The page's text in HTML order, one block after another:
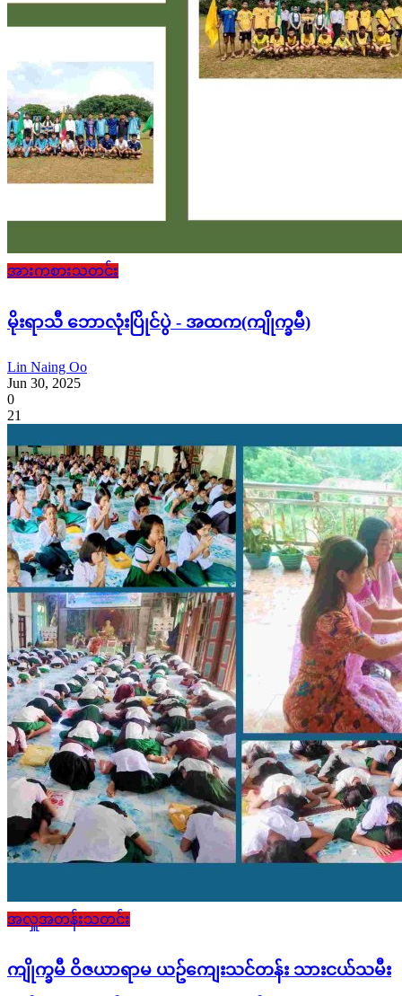
အားကစားသတင်း
မိုးရာသီ ဘောလုံးပြိုင်ပွဲ - အထက(ကျိုက္ခမီ)
Lin Naing Oo
Jun 30, 2025
0
21
အလှူအတန်းသတင်း
ကျိုက္ခမီ ဝိဇယာရာမ ယဥ်ကျေးသင်တန်း သားငယ်သမီး